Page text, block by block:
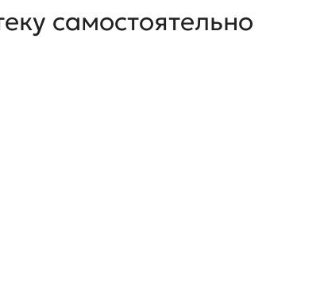
самостоятельно